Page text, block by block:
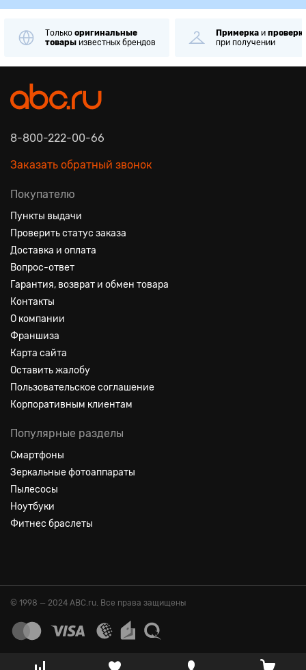
Примеркаипроверка
при получении
Самовывоз
через1 минуту
8-800-222-00-66
Заказать обратный звонок
Покупателю
Пункты выдачи
Проверить статус заказа
Доставка и оплата
Вопрос-ответ
Гарантия, возврат и обмен товара
Контакты
О компании
Франшиза
Карта сайта
Оставить жалобу
Пользовательское соглашение
Корпоративным клиентам
Популярные разделы
Смартфоны
Зеркальные фотоаппараты
Пылесосы
Ноутбуки
Фитнес браслеты
© 1998 — 2024 ABC.ru. Все права защищены